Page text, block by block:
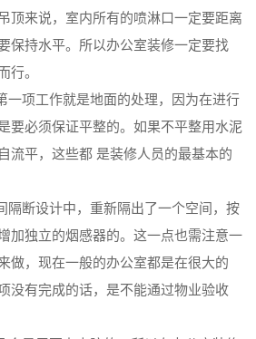
顶来说，室内所有的喷淋口一定要距离
保持水平。所以办公室装修一定要找
行。
项工作就是地面的处理，因为在进行
要必须保证平整的。如果不平整用水泥
流平，这些都 是装修人员的最基本的
断设计中，重新隔出了一个空间，按
加独立的烟感器的。这一点也需注意一
做，现在一般的办公室都是在很大的
没有完成的话，是不能通过物业验收